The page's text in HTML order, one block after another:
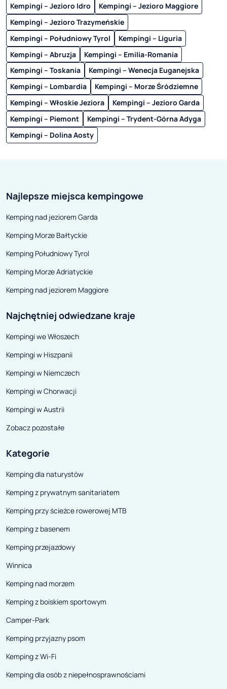
Kempingi – Jezioro Idro
Kempingi – Jezioro Maggiore
Kempingi – Jezioro Trazymeńskie
Kempingi – Południowy Tyrol
Kempingi – Liguria
Kempingi – Abruzja
Kempingi – Emilia-Romania
Kempingi – Toskania
Kempingi – Wenecja Euganejska
Kempingi – Lombardia
Kempingi – Morze Śródziemne
Kempingi – Włoskie Jeziora
Kempingi – Jezioro Garda
Kempingi – Piemont
Kempingi – Trydent-Górna Adyga
Kempingi – Dolina Aosty
Najlepsze miejsca kempingowe
Kemping nad jeziorem Garda
Kemping Morze Bałtyckie
Kemping Południowy Tyrol
Kemping Morze Adriatyckie
Kemping nad jeziorem Maggiore
Najchętniej odwiedzane kraje
Kempingi we Włoszech
Kempingi w Hiszpanii
Kempingi w Niemczech
Kempingi w Chorwacji
Kempingi w Austrii
Zobacz pozostałe
Kategorie
Kemping dla naturystów
Kemping z prywatnym sanitariatem
Kemping przy ścieżce rowerowej MTB
Kemping z basenem
Kemping przejazdowy
Winnica
Kemping nad morzem
Kemping z boiskiem sportowym
Camper-Park
Kemping przyjazny psom
Kemping z Wi-Fi
Kemping dla osób z niepełnosprawnościami